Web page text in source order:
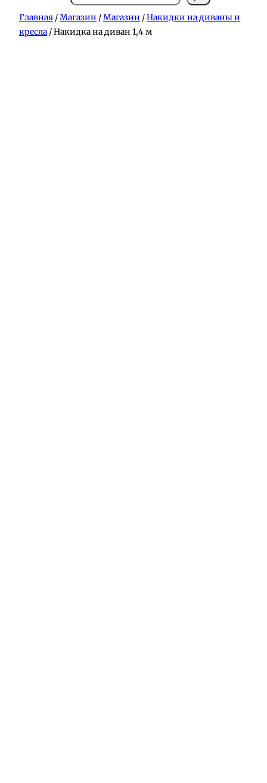
Главная /Магазин /Магазин /Накидки на диваны и
кресла / Накидка на диван 1,4 м